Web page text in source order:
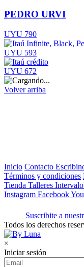
PEDRO URVI
UYU 790
UYU 593
UYU 672
Volver arriba
Inicio Contacto
Términos y condiciones
Tienda Talleres Intervalo
Instagram Facebook
Suscribite a
Todos los derechos
×
Iniciar sesión